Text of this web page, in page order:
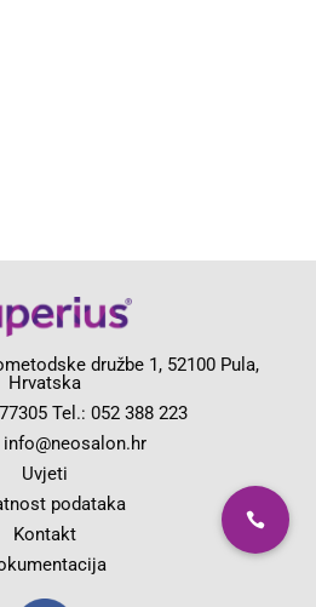
družbe 1, 52100 Pula,
Hrvatska
Tel.: 052 388 223
info@neosalon.hr
Uvjeti
podataka
Kontakt